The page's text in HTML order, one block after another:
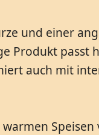
und einer
Produkt passt
auch mit
Speisen